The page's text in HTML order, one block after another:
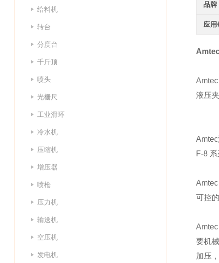
给料机
转台
分度台
千斤顶
喷头
光栅尺
工业滑环
冷水机
压缩机
增压器
喷枪
压力机
输送机
空压机
发电机
品牌
应用
液压
F-8
可控
要机
加压